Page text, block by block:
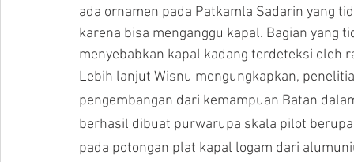
ada ornamen pada Patkamla Sadarin yang
karena bisa menganggu kapal. Bagian yang
menyebabkan kapal kadang terdeteksi oleh
Lebih lanjut Wisnu mengungkapkan,
pengembangan dari kemampuan Batan
berhasil dibuat purwarupa skala pilot
pada potongan plat kapal logam dari